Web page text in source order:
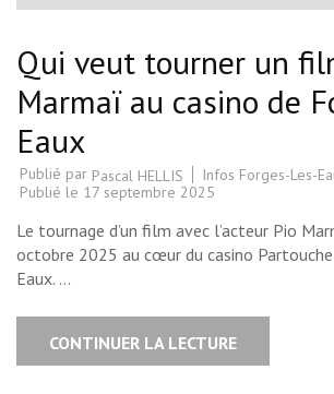
Qui veut tourner un
Marmaï au casino de
Eaux
Publié par Pascal HELLIS
Infos Forges-Les-
Publié le 17 septembre 2025
Le tournage d’un film avec l’acteur Pio
octobre 2025 au cœur du casino
Eaux. …
CONTINUER LA LECTURE